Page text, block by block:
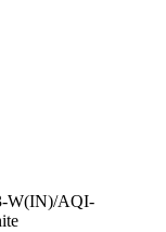
W(IN)/AQI-